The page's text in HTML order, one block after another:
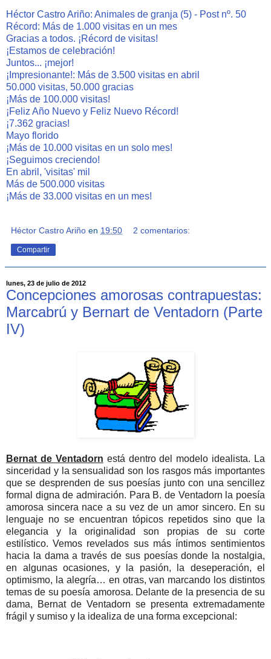
Héctor Castro Ariño: Animales de granja (5) - Post nº. 50
Récord: Más de 1.000 visitas en un mes
Gracias a todos. ¡Récord de visitas!
¡Estamos de celebración!
Juntos... ¡mejor!
¡Impresionante!: Más de 3.500 visitas en abril
50.000 visitas, 50.000 gracias
¡Más de 100.000 visitas!
¡Feliz Año Nuevo y Feliz Nuevo Récord!
¡7.362 gracias!
Mayo florido
¡Más de 10.000 visitas en un solo mes!
¡Seguimos creciendo!
En abril, 'visitas' mil
Más de 500.000 visitas
¡Más de 33.000 visitas en un mes!
Héctor Castro Ariño en 19:50 2 comentarios:
Compartir
lunes, 23 de julio de 2012
Concepciones amorosas contrapuestas:
Marcabrú y Bernart de Ventadorn (Parte
IV)
Bernat de Ventadorn está dentro del modelo idealista. La
sinceridad y la sensualidad son los rasgos más importantes
que se desprenden de sus poesías junto con una sencillez
formal digna de admiración. Para B. de Ventadorn la poesía
amorosa sincera nace a su vez de un amor sincero. En su
lenguaje no se encuentran tópicos repetidos sino que la
elegancia y la originalidad son propias de su corte
estilístico. Vemos revelados sus más íntimos sentimientos
hacia la dama a través de sus poesías donde la nostalgia,
en algunas ocasiones, y la pasión, la deseperación, el
optimismo, la alegría… en otras, van marcando los distintos
temas de su poesía amorosa. Delante de la presencia de su
dama, Bernat de Ventadorn se presenta extremadamente
frágil y sumiso y la idealiza de una forma excepcional: